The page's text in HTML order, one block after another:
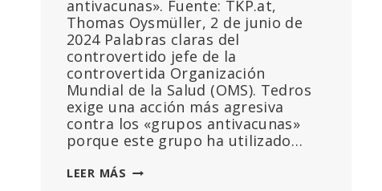
antivacunas». Fuente: TKP.at,
Thomas Oysmüller, 2 de junio de
2024 Palabras claras del
controvertido jefe de la
controvertida Organización
Mundial de la Salud (OMS). Tedros
exige una acción más agresiva
contra los «grupos antivacunas»
porque este grupo ha utilizado…
LEER MÁS EL